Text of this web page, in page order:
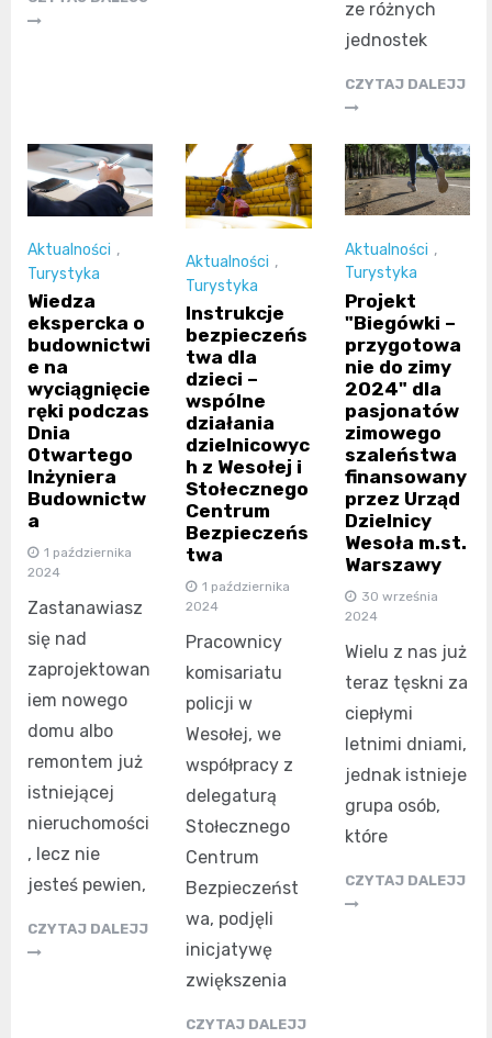
ze różnych
jednostek
CZYTAJ DALEJJ
Aktualności ,
Turystyka
Wiedza
ekspercka o
budownictwi
e na
wyciągnięcie
ręki podczas
Dnia
Otwartego
Inżyniera
Budownictw
a
1 października
2024
Zastanawiasz
się nad
zaprojektowan
iem nowego
domu albo
remontem już
istniejącej
nieruchomości
, lecz nie
jesteś pewien,
CZYTAJ DALEJJ
Aktualności ,
Turystyka
Instrukcje
bezpieczeńs
twa dla
dzieci –
wspólne
działania
dzielnicowyc
h z Wesołej i
Stołecznego
Centrum
Bezpieczeńs
twa
1 października
2024
Pracownicy
komisariatu
policji w
Wesołej, we
współpracy z
delegaturą
Stołecznego
Centrum
Bezpieczeńst
wa, podjęli
inicjatywę
zwiększenia
CZYTAJ DALEJJ
Aktualności ,
Turystyka
Projekt
"Biegówki –
przygotowa
nie do zimy
2024" dla
pasjonatów
zimowego
szaleństwa
finansowany
przez Urząd
Dzielnicy
Wesoła m.st.
Warszawy
30 września
2024
Wielu z nas już
teraz tęskni za
ciepłymi
letnimi dniami,
jednak istnieje
grupa osób,
które
CZYTAJ DALEJJ